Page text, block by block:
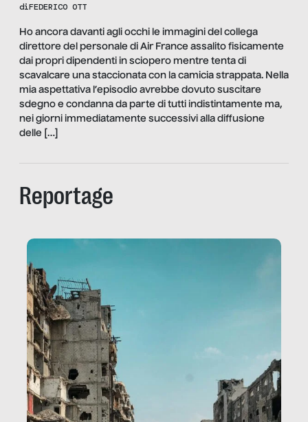
diFEDERICO OTT
Ho ancora davanti agli occhi le immagini del collega
direttore del personale di Air France assalito fisicamente
dai propri dipendenti in sciopero mentre tenta di
scavalcare una staccionata con la camicia strappata. Nella
mia aspettativa l’episodio avrebbe dovuto suscitare
sdegno e condanna da parte di tutti indistintamente ma,
nei giorni immediatamente successivi alla diffusione
delle […]
Reportage